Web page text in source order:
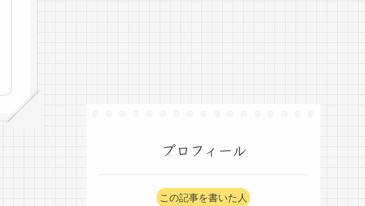
プロフィール
この記事を書いた人